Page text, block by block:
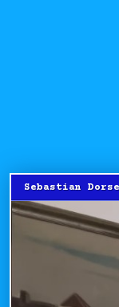
Sebastian